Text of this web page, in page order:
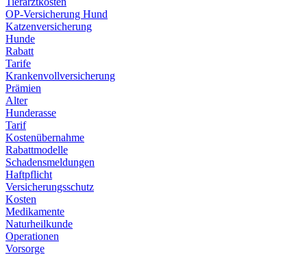
OP-Versicherung Hund
Katzenversicherung
Hunde
Rabatt
Tarife
Krankenvollversicherung
Prämien
Alter
Hunderasse
Tarif
Kostenübernahme
Rabattmodelle
Schadensmeldungen
Haftpflicht
Versicherungsschutz
Kosten
Medikamente
Naturheilkunde
Operationen
Vorsorge